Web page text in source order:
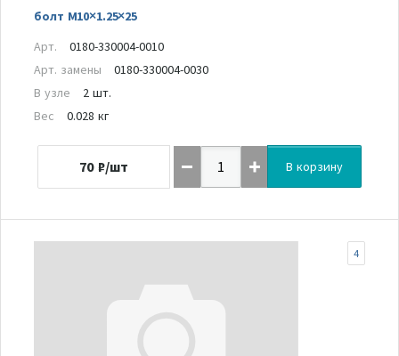
болт M10×1.25×25
Арт.
0180-330004-0010
Арт. замены
0180-330004-0030
В узле
2 шт.
Вес
0.028 кг
70 ₽/шт В корзину
4